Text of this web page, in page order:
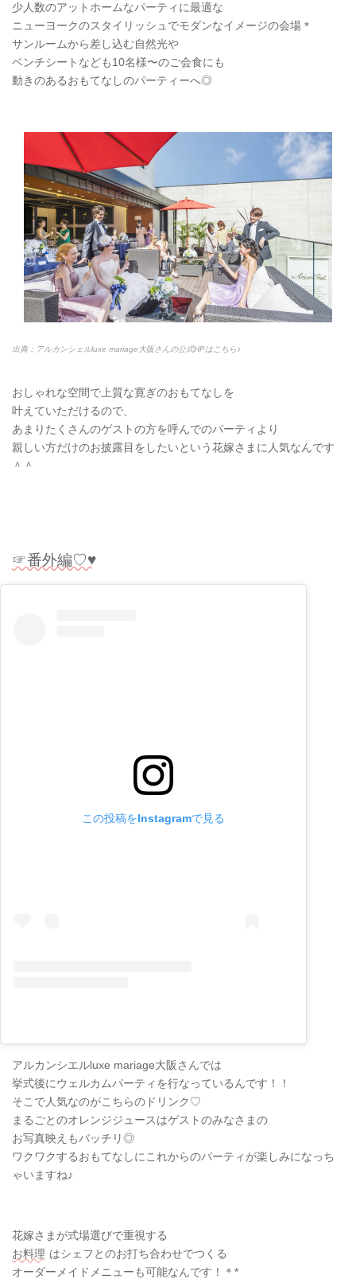
少人数のアットホームなパーティに最適な
ニューヨークのスタイリッシュでモダンなイメージの会場＊
サンルームから差し込む自然光や
ベンチシートなども10名様〜のご会食にも
動きのあるおもてなしのパーティーへ◎
出典：アルカンシェルluxe mariage大阪さんの公式HPはこちら♪
おしゃれな空間で上質な寛ぎのおもてなしを
叶えていただけるので、
あまりたくさんのゲストの方を呼んでのパーティより
親しい方だけのお披露目をしたいという花嫁さまに人気なんです
＾＾
☞番外編♡♥
この投稿をInstagramで見る
アルカンシエルluxe mariage大阪さんでは
挙式後にウェルカムパーティを行なっているんです！！
そこで人気なのがこちらのドリンク♡
まるごとのオレンジジュースはゲストのみなさまの
お写真映えもバッチリ◎
ワクワクするおもてなしにこれからのパーティが楽しみになっち
ゃいますね♪
花嫁さまが式場選びで重視する
お料理 はシェフとのお打ち合わせでつくる
オーダーメイドメニューも可能なんです！＊*